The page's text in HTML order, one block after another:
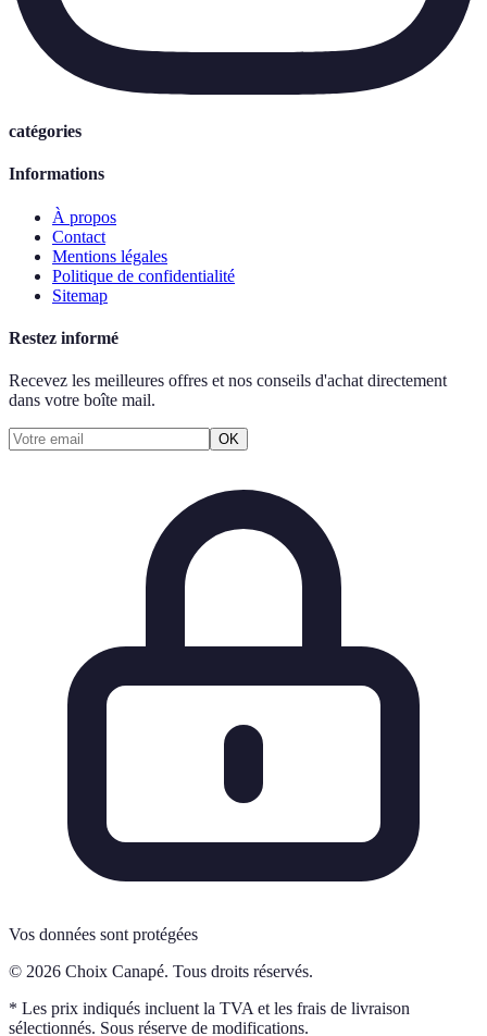
catégories
Informations
À propos
Contact
Mentions légales
Politique de confidentialité
Sitemap
Restez informé
Recevez les meilleures offres et nos conseils d'achat directement
dans votre boîte mail.
OK
Vos données sont protégées
© 2026 Choix Canapé. Tous droits réservés.
* Les prix indiqués incluent la TVA et les frais de livraison
sélectionnés. Sous réserve de modifications.